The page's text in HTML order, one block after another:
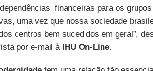
financeiras para os
uma vez que nossa sociedade
centros bem sucedidos em geral”,
por e-mail à IHU On-Line.